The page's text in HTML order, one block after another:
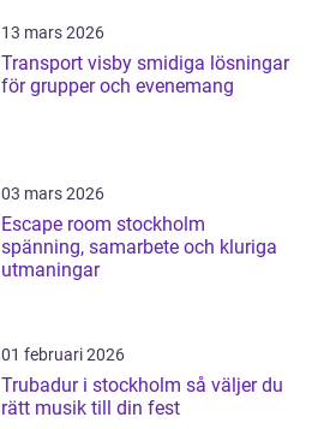
13 mars 2026
Transport visby smidiga lösningar
för grupper och evenemang
03 mars 2026
Escape room stockholm
spänning, samarbete och kluriga
utmaningar
01 februari 2026
Trubadur i stockholm så väljer du
rätt musik till din fest